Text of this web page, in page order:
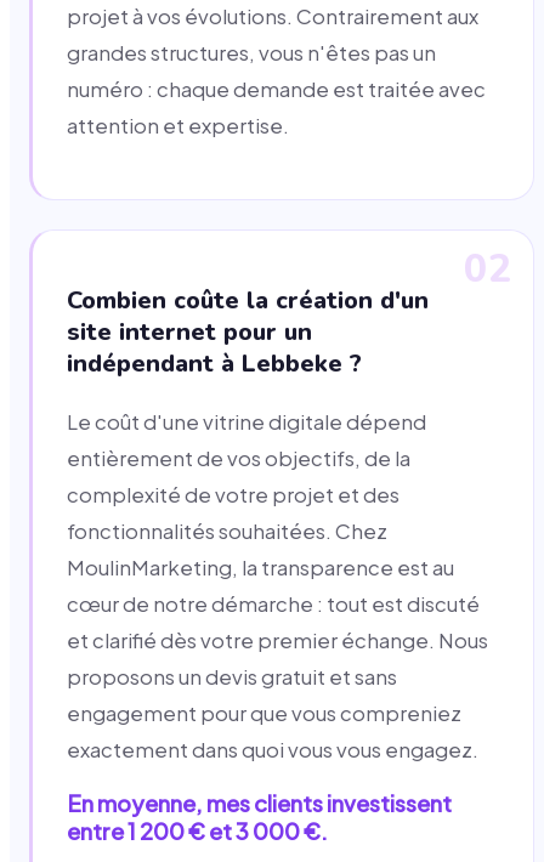
projet à vos évolutions. Contrairement aux
grandes structures, vous n'êtes pas un
numéro : chaque demande est traitée avec
attention et expertise.
02
Combien coûte la création d'un
site internet pour un
indépendant à Lebbeke ?
Le coût d'une vitrine digitale dépend
entièrement de vos objectifs, de la
complexité de votre projet et des
fonctionnalités souhaitées. Chez
MoulinMarketing, la transparence est au
cœur de notre démarche : tout est discuté
et clarifié dès votre premier échange. Nous
proposons un devis gratuit et sans
engagement pour que vous compreniez
exactement dans quoi vous vous engagez.
En moyenne, mes clients investissent
entre 1 200 € et 3 000 €.